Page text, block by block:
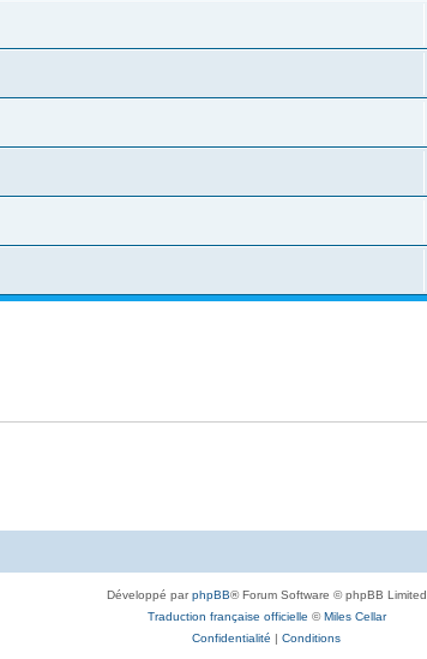
Développé parphpBB® Forum Software © phpBB Limited
Traduction française officielle ©Miles Cellar
Confidentialité | Conditions